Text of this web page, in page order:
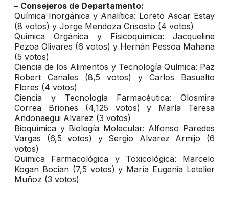
– Consejeros de Departamento:
Química Inorgánica y Analítica: Loreto Ascar Estay
(8 votos) y Jorge Mendoza Crisosto (4 votos)
Quimica Orgánica y Fisicoquímica: Jacqueline
Pezoa Olivares (6 votos) y Hernán Pessoa Mahana
(5 votos)
Ciencia de los Alimentos y Tecnología Química: Paz
Robert Canales (8,5 votos) y Carlos Basualto
Flores (4 votos)
Ciencia y Tecnología Farmacéutica: Olosmira
Correa Briones (4,125 votos) y María Teresa
Andonaegui Alvarez (3 votos)
Bioquímica y Biología Molecular: Alfonso Paredes
Vargas (6,5 votos) y Sergio Alvarez Armijo (6
votos)
Quimica Farmacológica y Toxicológica: Marcelo
Kogan Bocian (7,5 votos) y María Eugenia Letelier
Muñoz (3 votos)